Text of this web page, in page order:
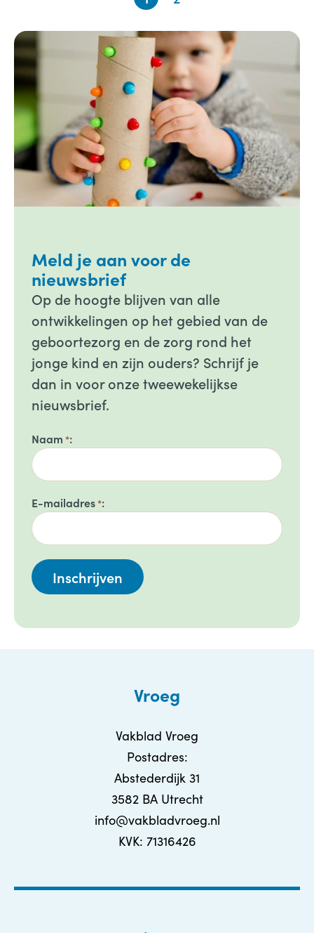
Meld je aan voor de
nieuwsbrief
Op de hoogte blijven van alle
ontwikkelingen op het gebied van de
geboortezorg en de zorg rond het
jonge kind en zijn ouders? Schrijf je
dan in voor onze tweewekelijkse
nieuwsbrief.
Naam *
E-mailadres*
Vroeg
Vakblad Vroeg
Postadres:
Abstederdijk 31
3582 BA Utrecht
info@vakbladvroeg.nl
KVK: 71316426